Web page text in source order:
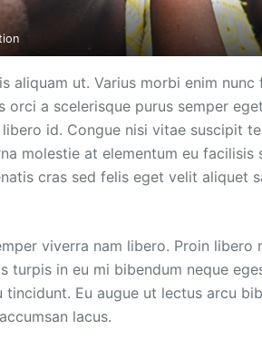
aliquam ut. Varius morbi enim nunc
a scelerisque purus semper
id. Congue nisi vitae suscipit
molestie at elementum eu facilisis
cras sed felis eget velit aliquet
viverra nam libero. Proin libero
turpis in eu mi bibendum neque
Eu augue ut lectus arcu
lacus.